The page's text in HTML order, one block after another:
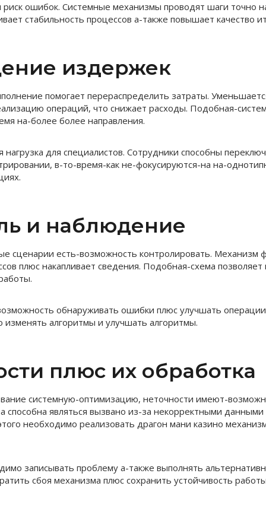
риск ошибок. Системные механизмы проводят шаги точно
стабильность процессов а-также повышает качество
издержек
помогает перераспределить затраты.
операций, что снижает расходы. Подобная-
на-более более направления.
для специалистов. Сотрудники способны
в-то-время-как не-фокусируются-на на-
и наблюдение
сценарии есть-возможность контролировать. Механизм
плюс накапливает сведения. Подобная-схема позволяет
обнаруживать ошибки плюс улучшать
алгоритмы и улучшать алгоритмы.
плюс их обработка
системную-оптимизацию, неточности имеют-
способна являться вызвано из-за некорректными
необходимо реализовать драгон мани казино
записывать проблему а-также выполнять
сбоя механизма плюс сохранить устойчивость